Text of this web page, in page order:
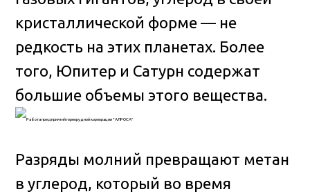
кристаллической форме — не
редкость на этих планетах. Более
того, Юпитер и Сатурн содержат
большие объемы этого вещества.
Разряды молний превращают метан
в углерод, который во время